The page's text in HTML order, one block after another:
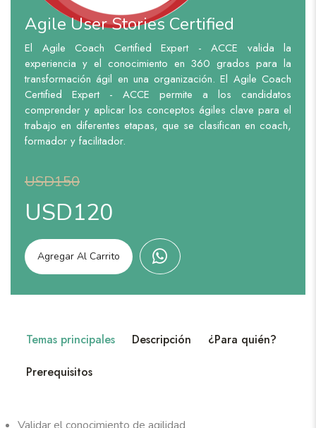
Agile User Stories Certified
El Agile Coach Certified Expert - ACCE valida la
experiencia y el conocimiento en 360 grados para la
transformación ágil en una organización. El Agile Coach
Certified Expert - ACCE permite a los candidatos
comprender y aplicar los conceptos ágiles clave para el
trabajo en diferentes etapas, que se clasifican en coach,
formador y facilitador.
USD150
USD120
Agregar Al Carrito
Temas principales Descripción
¿Para quién?
Prerequisitos